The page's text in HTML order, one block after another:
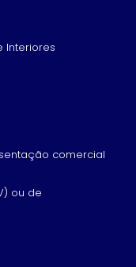
Interiores
comercial
ou de